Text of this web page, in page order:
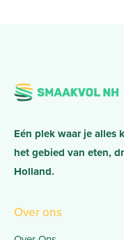
Eén plek waar je
het gebied van eten,
Holland.
Over ons